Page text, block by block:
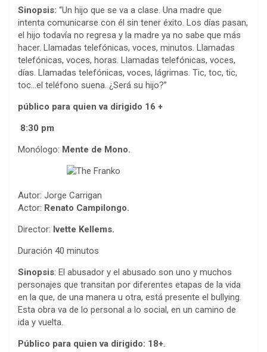
Sinopsis: “Un hijo que se va a clase. Una madre que
intenta comunicarse con él sin tener éxito. Los días pasan,
el hijo todavía no regresa y la madre ya no sabe que más
hacer. Llamadas telefónicas, voces, minutos. Llamadas
telefónicas, voces, horas. Llamadas telefónicas, voces,
días. Llamadas telefónicas, voces, lágrimas. Tic, toc, tic,
toc…el teléfono suena. ¿Será su hijo?”
público para quien va dirigido 16 +
8:30 pm
Monólogo: Mente de Mono.
Autor: Jorge Carrigan
Actor: Renato Campilongo.
Director: Ivette Kellems.
Duración 40 minutos
Sinopsis: El abusador y el abusado son uno y muchos
personajes que transitan por diferentes etapas de la vida
en la que, de una manera u otra, está presente el bullying.
Esta obra va de lo personal a lo social, en un camino de
ida y vuelta.
Público para quien va dirigido: 18+.